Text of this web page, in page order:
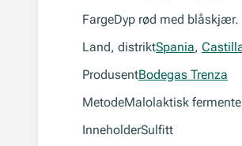
FargeDyp rød med blåskjær.
Land, distriktSpania,
ProdusentBodegas Trenza
MetodeMalolaktisk
InneholderSulfitt